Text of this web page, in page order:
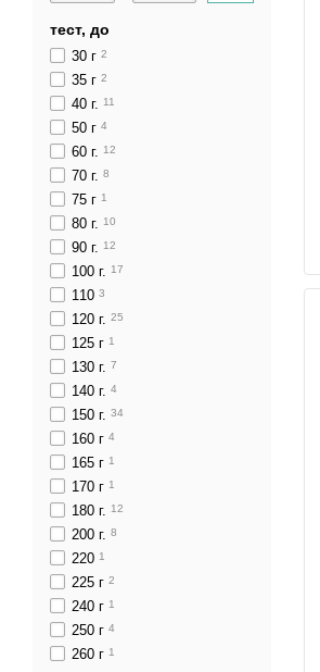
тест, до
30 г 2
35 г 2
40 г. 11
50 г 4
60 г. 12
70 г. 8
75 г 1
80 г. 10
90 г. 12
100 г. 17
110 3
120 г. 25
125 г 1
130 г. 7
140 г. 4
150 г. 34
160 г 4
165 г 1
170 г 1
180 г. 12
200 г. 8
220 1
225 г 2
240 г 1
250 г 4
260 г 1